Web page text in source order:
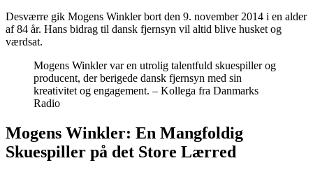
Desværre gik Mogens Winkler bort den 9. november 2014 i en alder
af 84 år. Hans bidrag til dansk fjernsyn vil altid blive husket og
værdsat.
Mogens Winkler var en utrolig talentfuld skuespiller og
producent, der berigede dansk fjernsyn med sin
kreativitet og engagement. – Kollega fra Danmarks
Radio
Mogens Winkler: En Mangfoldig
Skuespiller på det Store Lærred